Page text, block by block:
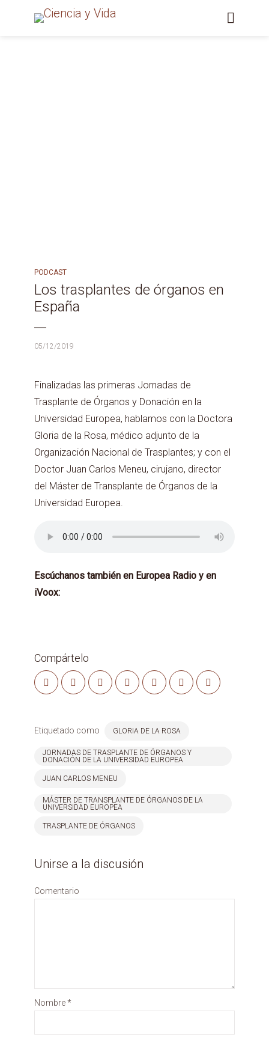
PODCAST
Los trasplantes de órganos en
España
05/12/2019
Finalizadas las primeras Jornadas de
Trasplante de Órganos y Donación en la
Universidad Europea, hablamos con la Doctora
Gloria de la Rosa, médico adjunto de la
Organización Nacional de Trasplantes; y con el
Doctor Juan Carlos Meneu, cirujano, director
del Máster de Transplante de Órganos de la
Universidad Europea.
Escúchanos también en Europea Radio y en
iVoox:
Compártelo
Etiquetado como GLORIA DE LA ROSA
JORNADAS DE TRASPLANTE DE ÓRGANOS Y
DONACIÓN DE LA UNIVERSIDAD EUROPEA
JUAN CARLOS MENEU
MÁSTER DE TRANSPLANTE DE ÓRGANOS DE LA
UNIVERSIDAD EUROPEA
TRASPLANTE DE ÓRGANOS
Unirse a la discusión
Comentario
Nombre*